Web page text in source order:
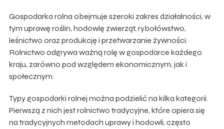
Gospodarka rolna obejmuje szeroki zakres działalności, w
tym uprawę roślin, hodowlę zwierząt, rybołówstwo,
leśnictwo oraz produkcję i przetwarzanie żywności.
Rolnictwo odgrywa ważną rolę w gospodarce każdego
kraju, zarówno pod względem ekonomicznym, jak i
społecznym.
Typy gospodarki rolnej można podzielić na kilka kategorii.
Pierwszą z nich jest rolnictwo tradycyjne, które opiera się
na tradycyjnych metodach uprawy i hodowli, często